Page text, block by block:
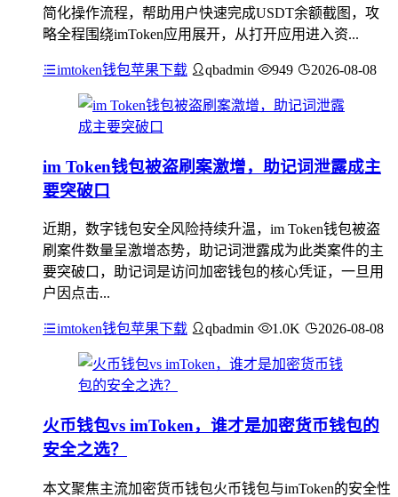
简化操作流程，帮助用户快速完成USDT余额截图，攻
略全程围绕imToken应用展开，从打开应用进入资...
imtoken钱包苹果下载 qbadmin 949 2026-08-08
im Token钱包被盗刷案激增，助记词泄露成主
要突破口
近期，数字钱包安全风险持续升温，im Token钱包被盗
刷案件数量呈激增态势，助记词泄露成为此类案件的主
要突破口，助记词是访问加密钱包的核心凭证，一旦用
户因点击...
imtoken钱包苹果下载 qbadmin 1.0K 2026-08-08
火币钱包vs imToken，谁才是加密货币钱包的
安全之选？
本文聚焦主流加密货币钱包火币钱包与imToken的安全性